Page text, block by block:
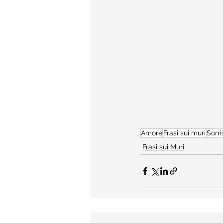
AmoreFrasi sui muri
Frasi sui Muri